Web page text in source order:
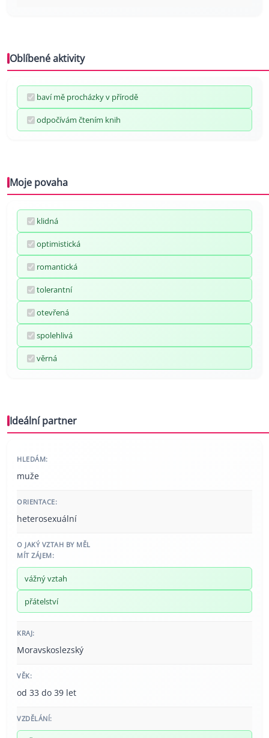
Oblíbené aktivity
baví mě procházky v přírodě
odpočívám čtením knih
Moje povaha
klidná
optimistická
romantická
tolerantní
otevřená
spolehlivá
věrná
Ideální partner
HLEDÁM:
muže
ORIENTACE:
heterosexuální
O JAKÝ VZTAH BY MĚL
MÍT ZÁJEM:
vážný vztah
přátelství
KRAJ:
Moravskoslezský
VĚK:
od 33 do 39 let
VZDĚLÁNÍ: